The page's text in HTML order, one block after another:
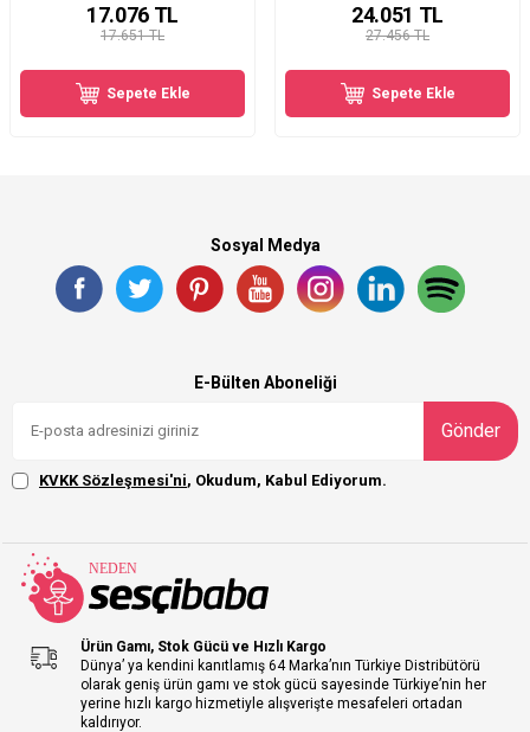
17.651 TL
17.076TL
Sepete Ekle
27.456 TL
24.051 TL
Sepete Ekle
Sosyal Medya
E-Bülten Aboneliği
Gönder
KVKK Sözleşmesi'ni, Okudum, Kabul Ediyorum.
Ürün Gamı, Stok Gücü ve Hızlı Kargo
Dünya’ ya kendini kanıtlamış 64 Marka’nın Türkiye Distribütörü
olarak geniş ürün gamı ve stok gücü sayesinde Türkiye’nin her
yerine hızlı kargo hizmetiyle alışverişte mesafeleri ortadan
kaldırıyor.